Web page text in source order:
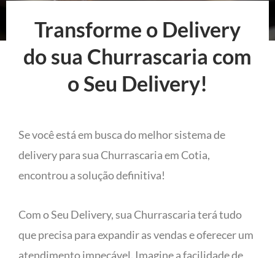
Transforme o Delivery
do sua Churrascaria com
o Seu Delivery!
Se você está em busca do melhor sistema de
delivery para sua Churrascaria em Cotia,
encontrou a solução definitiva!
Com o Seu Delivery, sua Churrascaria terá tudo
que precisa para expandir as vendas e oferecer um
atendimento impecável. Imagine a facilidade de